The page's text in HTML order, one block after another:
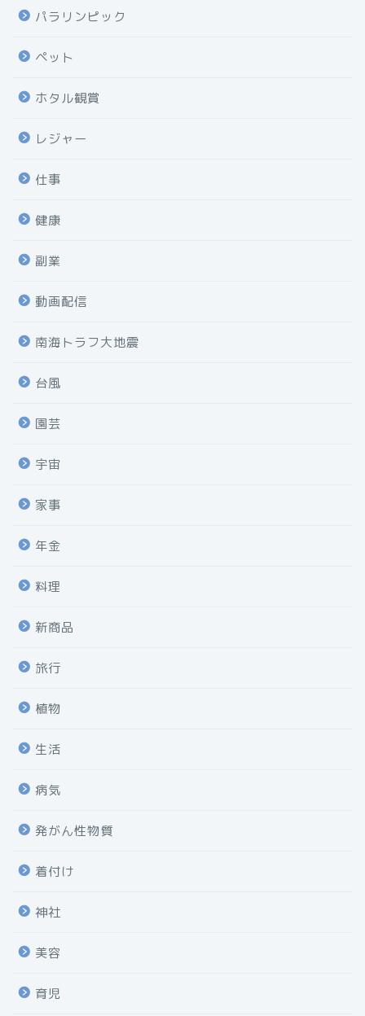
パラリンピック
ペット
ホタル観賞
レジャー
仕事
健康
副業
動画配信
南海トラフ大地震
台風
園芸
宇宙
家事
年金
料理
新商品
旅行
植物
生活
病気
発がん性物質
着付け
神社
美容
育児